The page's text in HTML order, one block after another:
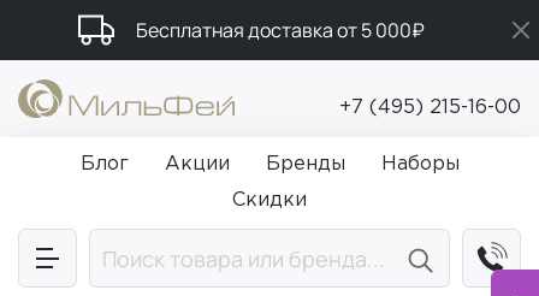
Бесплатная доставка от 5 000₽
Промокод ПРИВЕТ
Подарки в каждый заказ от 5 000₽
+7 (495) 215-16-00
Блог Акции Бренды
Наборы
Скидки